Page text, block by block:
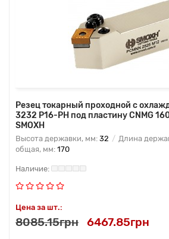
Резец токарный проходной с
3232 P16-PH под пластину CNMG
SMOXH
Высота державки, мм: 32 Длина
общая, мм: 170
Цена за шт.:
8085.15грн 6467.85грн